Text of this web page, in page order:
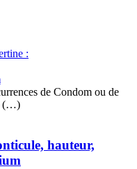
:
de Condom ou de
(…)
hauteur,